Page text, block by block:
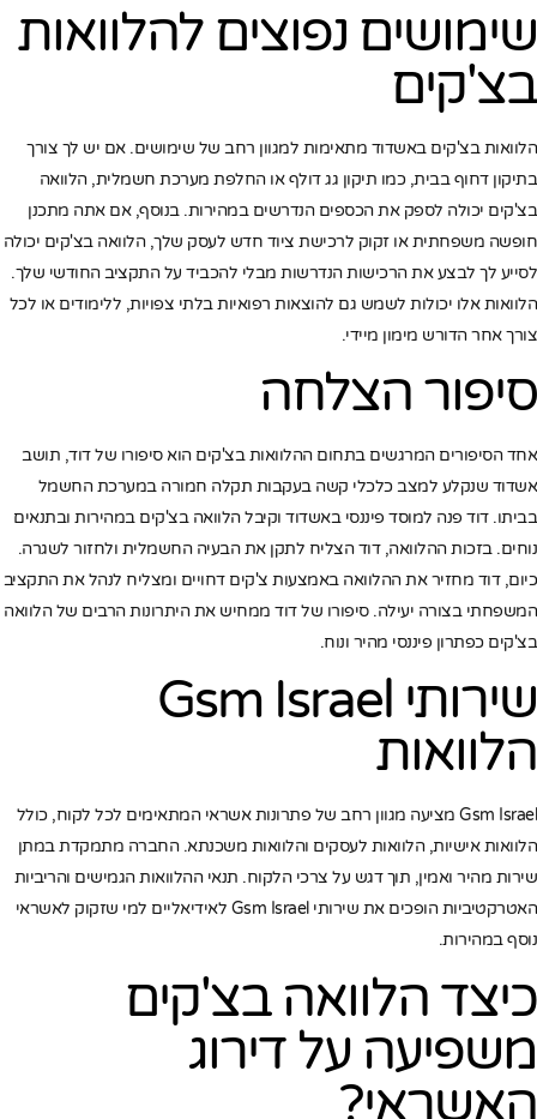
שימושים נפוצים להלוואות
בצ'קים
הלוואות בצ'קים באשדוד מתאימות למגוון רחב של שימושים. אם יש לך צורך
בתיקון דחוף בבית, כמו תיקון גג דולף או החלפת מערכת חשמלית, הלוואה
בצ'קים יכולה לספק את הכספים הנדרשים במהירות. בנוסף, אם אתה מתכנן
חופשה משפחתית או זקוק לרכישת ציוד חדש לעסק שלך, הלוואה בצ'קים יכולה
לסייע לך לבצע את הרכישות הנדרשות מבלי להכביד על התקציב החודשי שלך.
הלוואות אלו יכולות לשמש גם להוצאות רפואיות בלתי צפויות, ללימודים או לכל
צורך אחר הדורש מימון מיידי.
סיפור הצלחה
אחד הסיפורים המרגשים בתחום ההלוואות בצ'קים הוא סיפורו של דוד, תושב
אשדוד שנקלע למצב כלכלי קשה בעקבות תקלה חמורה במערכת החשמל
בביתו. דוד פנה למוסד פיננסי באשדוד וקיבל הלוואה בצ'קים במהירות ובתנאים
נוחים. בזכות ההלוואה, דוד הצליח לתקן את הבעיה החשמלית ולחזור לשגרה.
כיום, דוד מחזיר את ההלוואה באמצעות צ'קים דחויים ומצליח לנהל את התקציב
המשפחתי בצורה יעילה. סיפורו של דוד ממחיש את היתרונות הרבים של הלוואה
בצ'קים כפתרון פיננסי מהיר ונוח.
שירותי Gsm Israel
הלוואות
Gsm Israel מציעה מגוון רחב של פתרונות אשראי המתאימים לכל לקוח, כולל
הלוואות אישיות, הלוואות לעסקים והלוואות משכנתא. החברה מתמקדת במתן
שירות מהיר ואמין, תוך דגש על צרכי הלקוח. תנאי ההלוואות הגמישים והריביות
האטרקטיביות הופכים את שירותי Gsm Israel לאידיאליים למי שזקוק לאשראי
נוסף במהירות.
כיצד הלוואה בצ'קים
משפיעה על דירוג
האשראי?